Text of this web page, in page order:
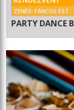
ZENÉS-TÁNCOS EST
PARTY DANCE